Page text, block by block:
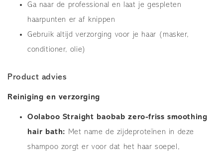
Ga naar de professional en laat je gespleten
haarpunten er af knippen
Gebruik altijd verzorging voor je haar (masker,
conditioner, olie)
Product advies
Reiniging en verzorging
Oolaboo Straight baobab zero-friss smoothing
hair bath: Met name de zijdeproteïnen in deze
shampoo zorgt er voor dat het haar soepel,